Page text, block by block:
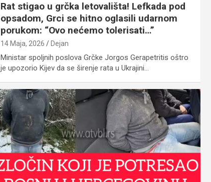
Rat stigao u grčka letovališta! Lefkada pod
opsadom, Grci se hitno oglasili udarnom
porukom: “Ovo nećemo tolerisati…”
14 Maja, 2026 Dejan
Ministar spoljnih poslova Grčke Jorgos Gerapetritis oštro
je upozorio Kijev da se širenje rata u Ukrajini…